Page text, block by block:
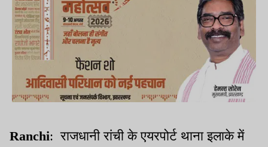
Ranchi: राजधानी रांची के एयरपोर्ट थाना इलाके में